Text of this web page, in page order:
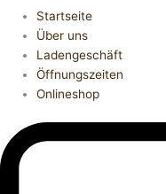
Startseite
Über uns
Ladengeschäft
Öffnungszeiten
Onlineshop